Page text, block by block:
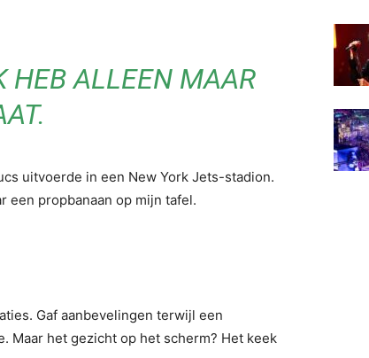
HEB ALLEEN MAAR
uitvoerde in een New York Jets-stadion.
een propbanaan op mijn tafel.
Gaf aanbevelingen terwijl een
Maar het gezicht op het scherm? Het keek